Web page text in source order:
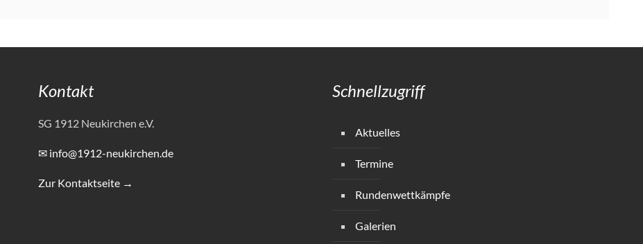
Kontakt
SG 1912 Neukirchen e.V.
✉ info@1912-neukirchen.de
Zur Kontaktseite →
Schnellzugriff
Aktuelles
Termine
Rundenwettkämpfe
Galerien